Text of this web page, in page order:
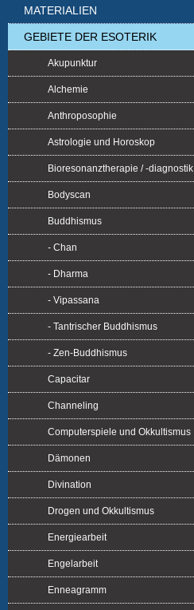
MATERIALIEN
GEBIETE DER ESOTERIK
Akupunktur
Alchemie
Anthroposophie
Astrologie und Horoskop
Bioresonanztherapie / -diagnostik
Bodyscan
Buddhismus
- Chan
- Dharma
- Vipassana
- Tantrischer Buddhismus
- Zen-Buddhismus
Capacitar
Channeling
Computerspiele und Okkultismus
Dämonen
Divination
Drogen und Okkultismus
Energiearbeit
Engelarbeit
Enneagramm